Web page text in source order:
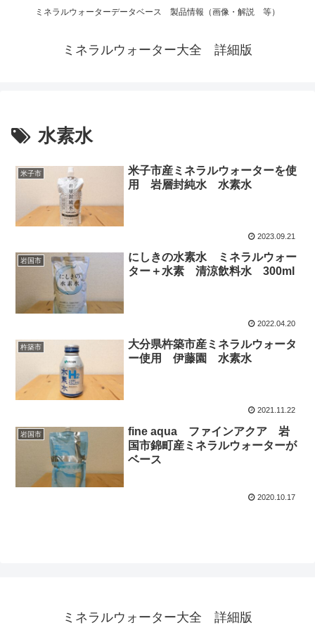
ミネラルウォーターデータベース 製品情報（画像・解説 等）
ミネラルウォーター大全 詳細版
水素水
米子市
米子市産ミネラルウォーターを使
用 岩層封純水 水素水
2023.09.21
岩国市
にしきの水素水 ミネラルウォー
ター＋水素 清涼飲料水 300ml
2022.04.20
杵築市
大分県杵築市産ミネラルウォータ
ー使用 伊藤園 水素水
2021.11.22
岩国市
fine aqua ファインアクア 岩
国市錦町産ミネラルウォーターが
ベース
2020.10.17
ミネラルウォーター大全 詳細版